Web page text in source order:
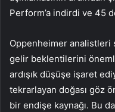
Perform’a indirdi ve 45
Oppenheimer analistleri
gelir beklentilerini
ardışık düşüşe işaret
tekrarlayan doğası göz
bir endişe kaynağı. Bu